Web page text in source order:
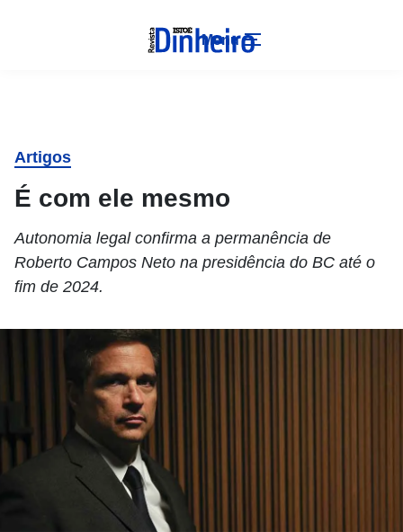
Menu
Artigos
É com ele mesmo
Autonomia legal confirma a permanência de
Roberto Campos Neto na presidência do BC até o
fim de 2024.